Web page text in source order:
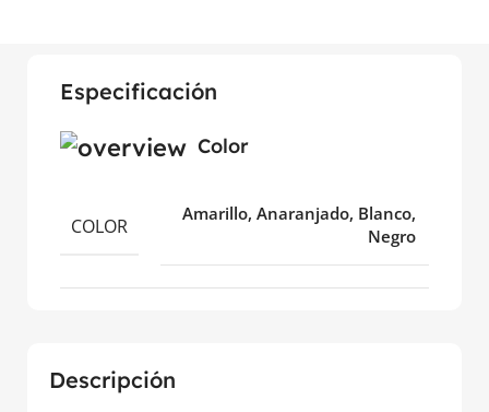
Descripción
Especificación
Color
COLOR
Amarillo, Anaranjado, Blanco,
Negro